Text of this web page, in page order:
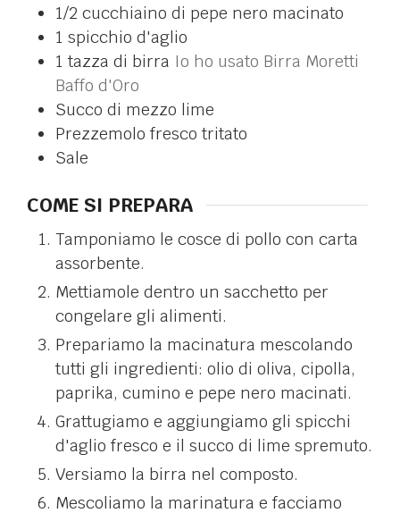
1/2 cucchiaino di pepe nero macinato
1 spicchio d'aglio
1 tazza di birra Io ho usato Birra Moretti
Baffo d'Oro
Succo di mezzo lime
Prezzemolo fresco tritato
Sale
COME SI PREPARA
Tamponiamo le cosce di pollo con carta
assorbente.
Mettiamole dentro un sacchetto per
congelare gli alimenti.
Prepariamo la macinatura mescolando
tutti gli ingredienti: olio di oliva, cipolla,
paprika, cumino e pepe nero macinati.
Grattugiamo e aggiungiamo gli spicchi
d'aglio fresco e il succo di lime spremuto.
Versiamo la birra nel composto.
Mescoliamo la marinatura e facciamo